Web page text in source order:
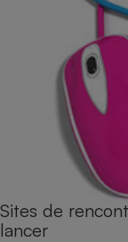
Sites de
lancer